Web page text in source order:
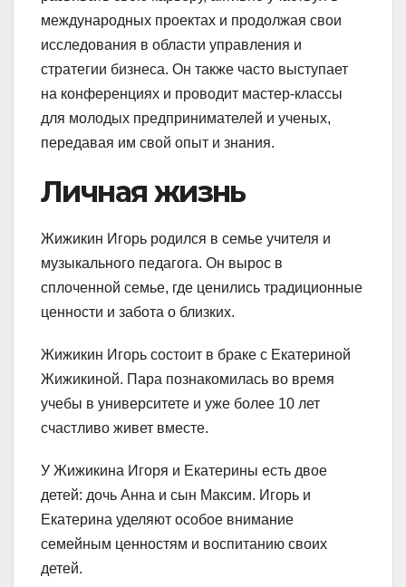
международных проектах и продолжая свои
исследования в области управления и
стратегии бизнеса. Он также часто выступает
на конференциях и проводит мастер-классы
для молодых предпринимателей и ученых,
передавая им свой опыт и знания.
Личная жизнь
Жижикин Игорь родился в семье учителя и
музыкального педагога. Он вырос в
сплоченной семье, где ценились традиционные
ценности и забота о близких.
Жижикин Игорь состоит в браке с Екатериной
Жижикиной. Пара познакомилась во время
учебы в университете и уже более 10 лет
счастливо живет вместе.
У Жижикина Игоря и Екатерины есть двое
детей: дочь Анна и сын Максим. Игорь и
Екатерина уделяют особое внимание
семейным ценностям и воспитанию своих
детей.